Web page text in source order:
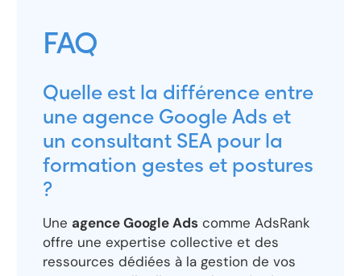
FAQ
Quelle est la différence entre
une agence Google Ads et
un consultant SEA pour la
formation gestes et postures
?
Une agence Google Ads comme AdsRank
offre une expertise collective et des
ressources dédiées à la gestion de vos